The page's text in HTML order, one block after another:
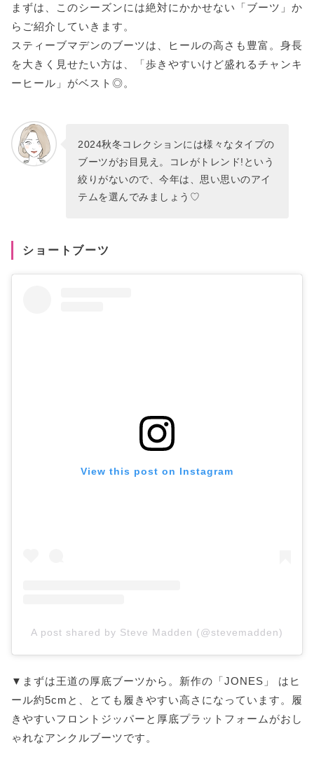
まずは、このシーズンには絶対にかかせない「ブーツ」か
らご紹介していきます。
スティーブマデンのブーツは、ヒールの高さも豊富。身長
を大きく見せたい方は、「歩きやすいけど盛れるチャンキ
ーヒール」がベスト◎。
2024秋冬コレクションには様々なタイプの
ブーツがお目見え。コレがトレンド!という
絞りがないので、今年は、思い思いのアイ
テムを選んでみましょう♡
ショートブーツ
View this post on Instagram
A post shared by Steve Madden (@stevemadden)
▼まずは王道の厚底ブーツから。新作の「JONES」 はヒ
ール約5cmと、とても履きやすい高さになっています。履
きやすいフロントジッパーと厚底プラットフォームがおし
ゃれなアンクルブーツです。